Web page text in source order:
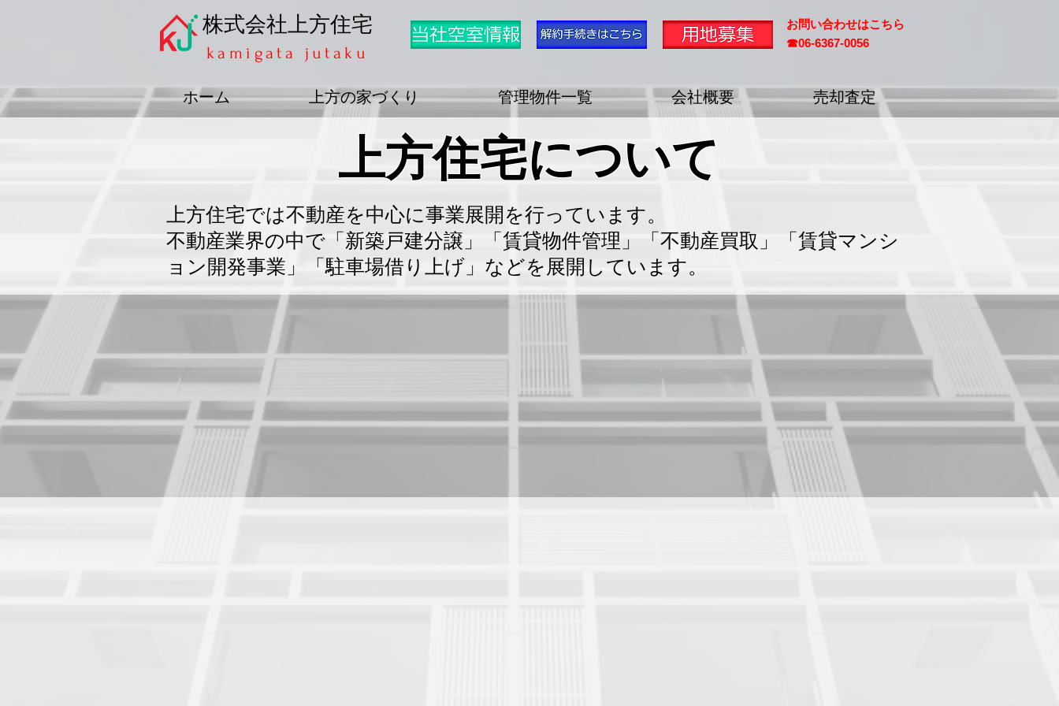
​株式会社上方住宅
kamigata jutaku
お問い合わせはこちら
☎06-6367-0056​
ホーム 上方の家づくり 管理物件一覧 会社概要 売却査定
上方住宅について
上方住宅では不動産を中心に事業展開を行っています。
不動産業界の中で「新築戸建分譲」「賃貸物件管理」「不動産買取」「賃貸マンシ
ョン開発事業」「駐車場借り上げ」などを展開しています。